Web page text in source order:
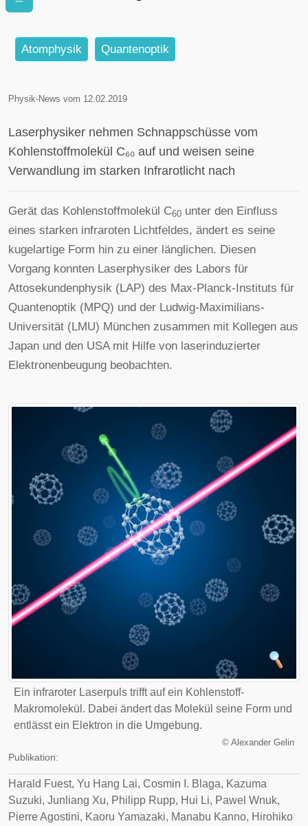
Atomphysik Quantenoptik
Physik-News vom 12.02.2019
Laserphysiker nehmen Schnappschüsse vom
Kohlenstoffmolekül C₆₀ auf und weisen seine
Verwandlung im starken Infrarotlicht nach
Gerät das Kohlenstoffmolekül C60 unter den Einfluss
eines starken infraroten Lichtfeldes, ändert es seine
kugelartige Form hin zu einer länglichen. Diesen
Vorgang konnten Laserphysiker des Labors für
Attosekundenphysik (LAP) des Max-Planck-Instituts für
Quantenoptik (MPQ) und der Ludwig-Maximilians-
Universität (LMU) München zusammen mit Kollegen aus
Japan und den USA mit Hilfe von laserinduzierter
Elektronenbeugung beobachten.
Ein infraroter Laserpuls trifft auf ein Kohlenstoff-
Makromolekül. Dabei ändert das Molekül seine Form und
entlässt ein Elektron in die Umgebung.
© Alexander Gelin
Publikation:
Harald Fuest, Yu Hang Lai, Cosmin I. Blaga, Kazuma
Suzuki, Junliang Xu, Philipp Rupp, Hui Li, Pawel Wnuk,
Pierre Agostini, Kaoru Yamazaki, Manabu Kanno, Hirohiko